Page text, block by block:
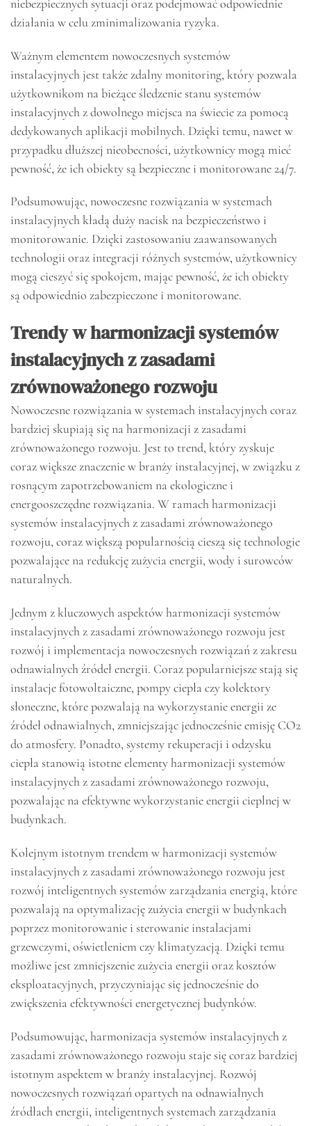
niebezpiecznych sytuacji oraz podejmować odpowiednie
działania w celu zminimalizowania ryzyka.
Ważnym elementem nowoczesnych systemów
instalacyjnych jest także zdalny monitoring, który pozwala
użytkownikom na bieżące śledzenie stanu systemów
instalacyjnych z dowolnego miejsca na świecie za pomocą
dedykowanych aplikacji mobilnych. Dzięki temu, nawet w
przypadku dłuższej nieobecności, użytkownicy mogą mieć
pewność, że ich obiekty są bezpieczne i monitorowane 24/7.
Podsumowując, nowoczesne rozwiązania w systemach
instalacyjnych kładą duży nacisk na bezpieczeństwo i
monitorowanie. Dzięki zastosowaniu zaawansowanych
technologii oraz integracji różnych systemów, użytkownicy
mogą cieszyć się spokojem, mając pewność, że ich obiekty
są odpowiednio zabezpieczone i monitorowane.
Trendy w harmonizacji systemów
instalacyjnych z zasadami
zrównoważonego rozwoju
Nowoczesne rozwiązania w systemach instalacyjnych coraz
bardziej skupiają się na harmonizacji z zasadami
zrównoważonego rozwoju. Jest to trend, który zyskuje
coraz większe znaczenie w branży instalacyjnej, w związku z
rosnącym zapotrzebowaniem na ekologiczne i
energooszczędne rozwiązania. W ramach harmonizacji
systemów instalacyjnych z zasadami zrównoważonego
rozwoju, coraz większą popularnością cieszą się technologie
pozwalające na redukcję zużycia energii, wody i surowców
naturalnych.
Jednym z kluczowych aspektów harmonizacji systemów
instalacyjnych z zasadami zrównoważonego rozwoju jest
rozwój i implementacja nowoczesnych rozwiązań z zakresu
odnawialnych źródeł energii. Coraz popularniejsze stają się
instalacje fotowoltaiczne, pompy ciepła czy kolektory
słoneczne, które pozwalają na wykorzystanie energii ze
źródeł odnawialnych, zmniejszając jednocześnie emisję CO2
do atmosfery. Ponadto, systemy rekuperacji i odzysku
ciepła stanowią istotne elementy harmonizacji systemów
instalacyjnych z zasadami zrównoważonego rozwoju,
pozwalając na efektywne wykorzystanie energii cieplnej w
budynkach.
Kolejnym istotnym trendem w harmonizacji systemów
instalacyjnych z zasadami zrównoważonego rozwoju jest
rozwój inteligentnych systemów zarządzania energią, które
pozwalają na optymalizację zużycia energii w budynkach
poprzez monitorowanie i sterowanie instalacjami
grzewczymi, oświetleniem czy klimatyzacją. Dzięki temu
możliwe jest zmniejszenie zużycia energii oraz kosztów
eksploatacyjnych, przyczyniając się jednocześnie do
zwiększenia efektywności energetycznej budynków.
Podsumowując, harmonizacja systemów instalacyjnych z
zasadami zrównoważonego rozwoju staje się coraz bardziej
istotnym aspektem w branży instalacyjnej. Rozwój
nowoczesnych rozwiązań opartych na odnawialnych
źródłach energii, inteligentnych systemach zarządzania